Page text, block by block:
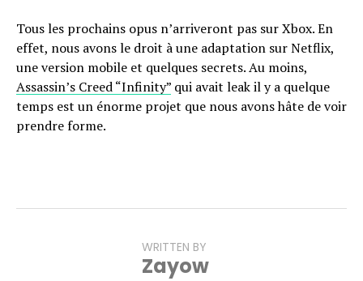
Tous les prochains opus n’arriveront pas sur Xbox. En
effet, nous avons le droit à une adaptation sur Netflix,
une version mobile et quelques secrets. Au moins,
Assassin’s Creed “Infinity” qui avait leak il y a quelque
temps est un énorme projet que nous avons hâte de voir
prendre forme.
WRITTEN BY
Zayow